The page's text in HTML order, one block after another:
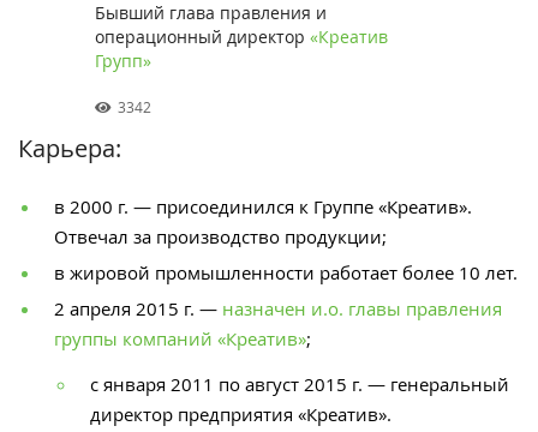
Бывший глава правления и
операционный директор «Креатив
Групп»
3342
Карьера:
в 2000 г. — присоединился к Группе «Креатив».
Отвечал за производство продукции;
в жировой промышленности работает более 10 лет.
2 апреля 2015 г. — назначен и.о. главы правления
группы компаний «Креатив»;
с января 2011 по август 2015 г. — генеральный
директор предприятия «Креатив».